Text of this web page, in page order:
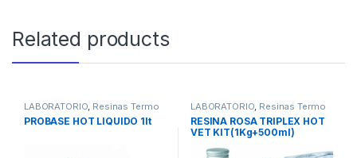
Related products
LABORATORIO Resinas Termo
PROBASE HOT LIQUIDO 1lt
LABORATORIO Resinas Termo
RESINA ROSA TRIPLEX HOT
VET KIT(1Kg+500ml)